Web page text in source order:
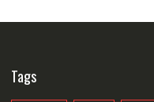
Tags